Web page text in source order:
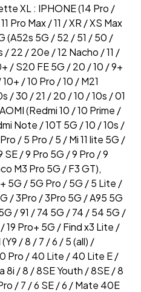
XL : IPHONE (14 Pro /
Pro Max / 11 / XR / XS Max
(A52s 5G / 52 / 51 / 50 /
22 / 20e / 12 Nacho / 11 /
/ S20 FE 5G / 20 / 10 / 9+
/ 10 Pro / 10 / M21
/ 30 / 21 / 20 / 10 / 10s / 01
(Redmi 10 / 10 Prime /
Note / 10T 5G / 10 / 10s /
/ 5 Pro / 5 / Mi 11 lite 5G /
SE / 9 Pro 5G / 9 Pro / 9
M3 Pro 5G / F3 GT),
5G / 5G Pro / 5G / 5 Lite /
/ 3Pro / 3Pro 5G / A95 5G
/ 91 / 74 5G / 74 / 54 5G /
19 Pro+ 5G / Find x3 Lite /
/ 8 / 7 / 6 / 5 (all) /
Pro / 40 Lite / 40 Lite E /
8i / 8 / 8SE Youth / 8SE / 8
/ 7 / 6 SE / 6 / Mate 40E